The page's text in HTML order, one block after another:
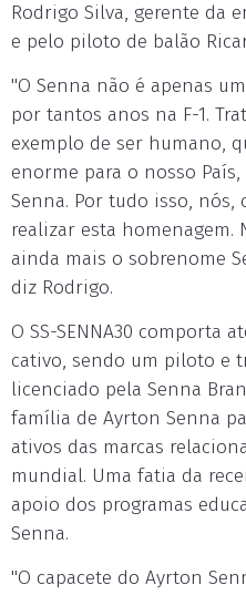
Rodrigo Silva, gerente da
e pelo piloto de balão
"O Senna não é apenas
por tantos anos na F-1.
exemplo de ser humano,
enorme para o nosso
Senna. Por tudo isso, nós,
realizar esta homenagem.
ainda mais o sobrenome
diz Rodrigo.
O SS-SENNA30 comporta
cativo, sendo um piloto e
licenciado pela Senna
família de Ayrton Senna
ativos das marcas
mundial. Uma fatia da
apoio dos programas
Senna.
"O capacete do Ayrton